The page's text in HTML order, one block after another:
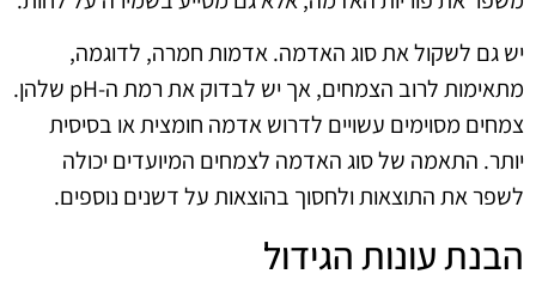
יש גם לשקול את סוג האדמה. אדמות חמרה, לדוגמה,
מתאימות לרוב הצמחים, אך יש לבדוק את רמת ה-pH שלהן.
צמחים מסוימים עשויים לדרוש אדמה חומצית או בסיסית
יותר. התאמה של סוג האדמה לצמחים המיועדים יכולה
לשפר את התוצאות ולחסוך בהוצאות על דשנים נוספים.
הבנת עונות הגידול